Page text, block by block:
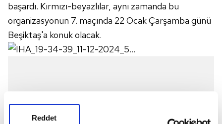
Reddet
başardı. Kırmızı-beyazlılar, aynı zamanda bu
organizasyonun 7. maçında 22 Ocak Çarşamba günü
Beşiktaş'a konuk olacak.